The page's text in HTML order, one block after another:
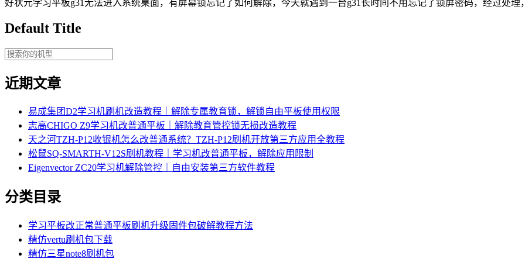
好状元学习平板g31无法进入系统桌面，有屏幕锁忘记了如何解除，今天就遇到一台g31长时间不用忘记了锁屏密码，经过处理
Default Title
近期文章
易成集团D2学习机刷机改造教程｜解除专属教育锁，解锁自由平板使用权限
志高CHIGO Z9学习机改普通平板｜解除教育管控锁无损改造教程
天之河TZH-P12收银机怎么改普通系统？TZH-P12刷机开放第三方应用全教程
松鼠SQ-SMARTH-V12S刷机教程｜学习机改普通平板，解除应用限制
Eigenvector ZC20学习机解除管控｜自由安装第三方软件教程
分类目录
学习平板改正常普通平板刷机升级固件包破解教程方法
精仿vertu刷机包下载
精仿三星note8刷机包